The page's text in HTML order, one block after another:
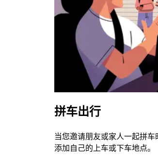
拼车出行
当您邀请朋友或家人一起拼
添加自己的上车或下车地点。